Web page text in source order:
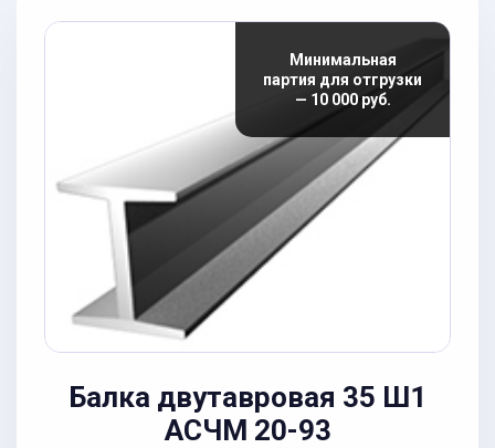
Минимальная
партия для отгрузки
— 10 000 руб.
Балка двутавровая 35 Ш1
АСЧМ 20-93